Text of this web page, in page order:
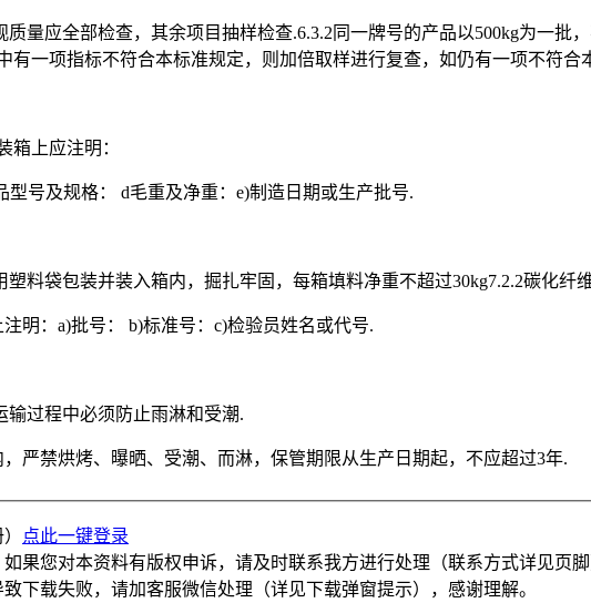
量应全部检查，其余项目抽样检查.6.3.2同一牌号的产品以500kg为一批
有一项指标不符合本标准规定，则加倍取样进行复查，如仍有一项不符
箱上应注明：
型号及规格： d毛重及净重：e)制造日期或生产批号.
塑料袋包装并装入箱内，掘扎牢固，每箱填料净重不超过30kg7.2.2碳化
明：a)批号： b)标准号：c)检验员姓名或代号.
输过程中必须防止雨淋和受潮.
严禁烘烤、曝晒、受潮、而淋，保管期限从生产日期起，不应超过3年.
点此一键登录
果您对本资料有版权申诉，请及时联系我方进行处理（联系方式详见页脚
下载失败，请加客服微信处理（详见下载弹窗提示），感谢理解。